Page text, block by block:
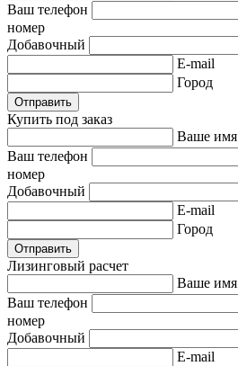
Ваш телефон
номер
Добавочный
E-mail
Город
Отправить
Купить под заказ
Ваше имя
Ваш телефон
номер
Добавочный
E-mail
Город
Отправить
Лизинговый расчет
Ваше имя
Ваш телефон
номер
Добавочный
E-mail